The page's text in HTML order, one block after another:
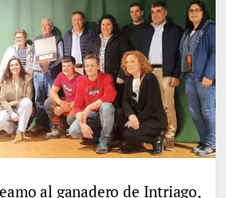
al ganadero de Intriago,